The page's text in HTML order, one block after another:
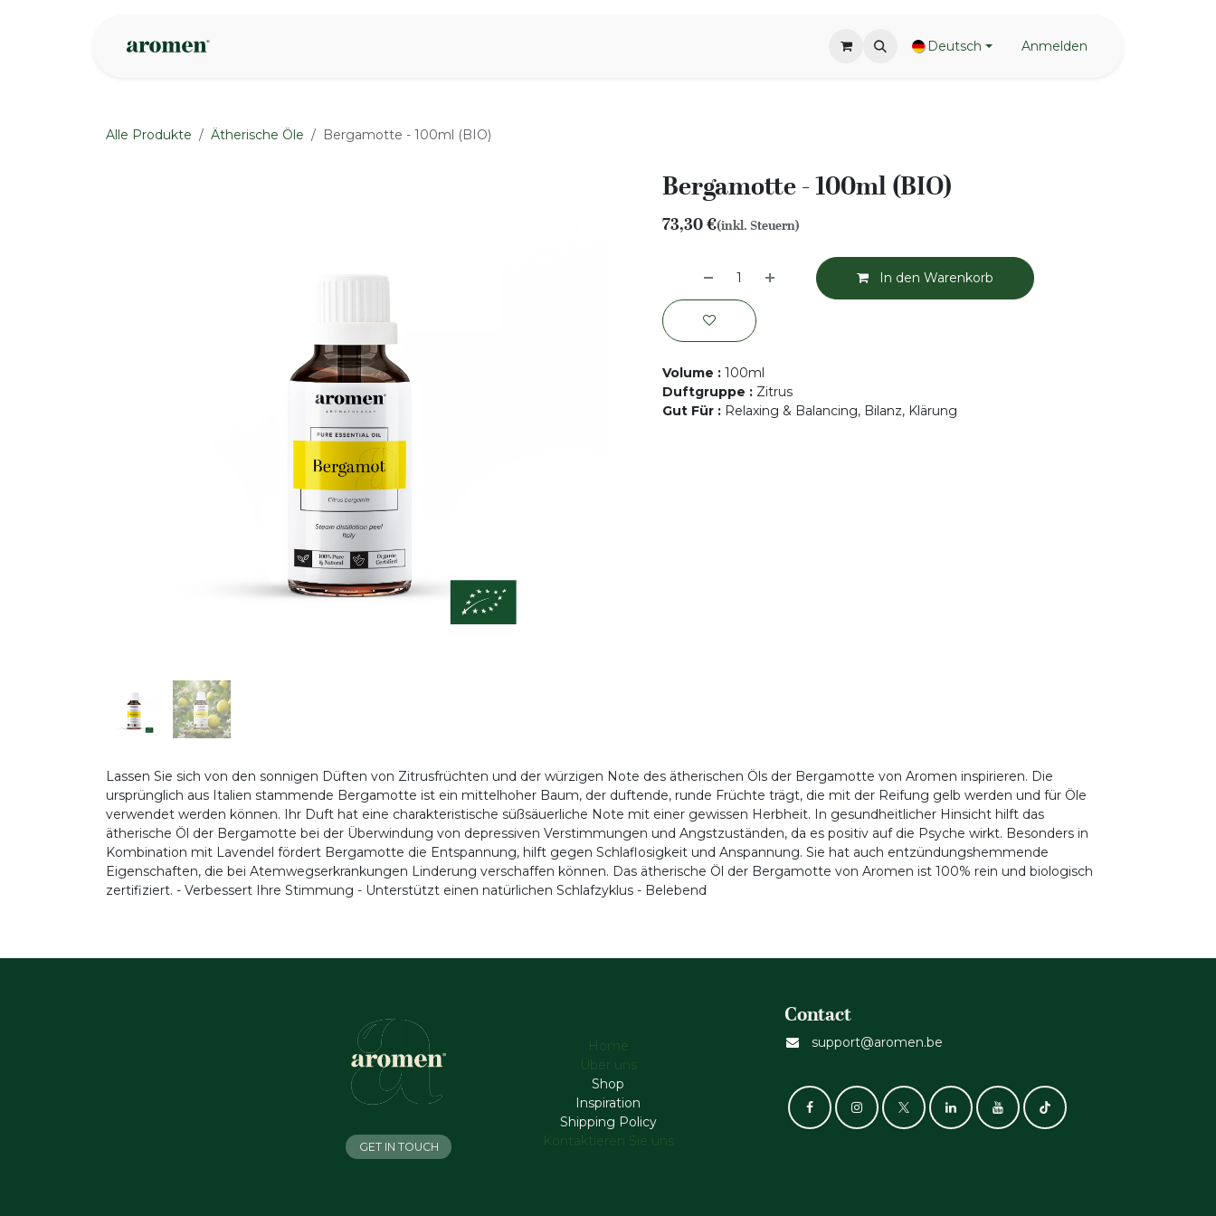
Deutsch Anmelden
Alle Produkte Ätherische Öle Bergamotte - 100ml (BIO)
Bergamotte - 100ml (BIO)
73,30€(inkl. Steuern)
In den Warenkorb
Volume : 100ml
Duftgruppe : Zitrus
Gut Für : Relaxing & Balancing, Bilanz, Klärung
Lassen Sie sich von den sonnigen Düften von Zitrusfrüchten und der würzigen Note des ätherischen Öls der Bergamotte von Aromen inspirieren. Die
ursprünglich aus Italien stammende Bergamotte ist ein mittelhoher Baum, der duftende, runde Früchte trägt, die mit der Reifung gelb werden und für Öle
verwendet werden können. Ihr Duft hat eine charakteristische süßsäuerliche Note mit einer gewissen Herbheit. In gesundheitlicher Hinsicht hilft das
ätherische Öl der Bergamotte bei der Überwindung von depressiven Verstimmungen und Angstzuständen, da es positiv auf die Psyche wirkt. Besonders in
Kombination mit Lavendel fördert Bergamotte die Entspannung, hilft gegen Schlaflosigkeit und Anspannung. Sie hat auch entzündungshemmende
Eigenschaften, die bei Atemwegserkrankungen Linderung verschaffen können. Das ätherische Öl der Bergamotte von Aromen ist 100% rein und biologisch
zertifiziert. - Verbessert Ihre Stimmung - Unterstützt einen natürlichen Schlafzyklus - Belebend
Home
Über uns
Shop
Inspiration
Shipping Policy
Kontaktieren Sie uns
Contact
support@aromen.be
GET IN TOUCH